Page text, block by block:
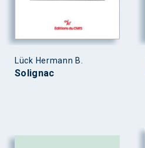
Lück Hermann B.
Solignac